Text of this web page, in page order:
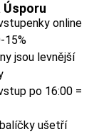
Úsporu
online
15%
jsou levnější
po 16:00 =
ušetří